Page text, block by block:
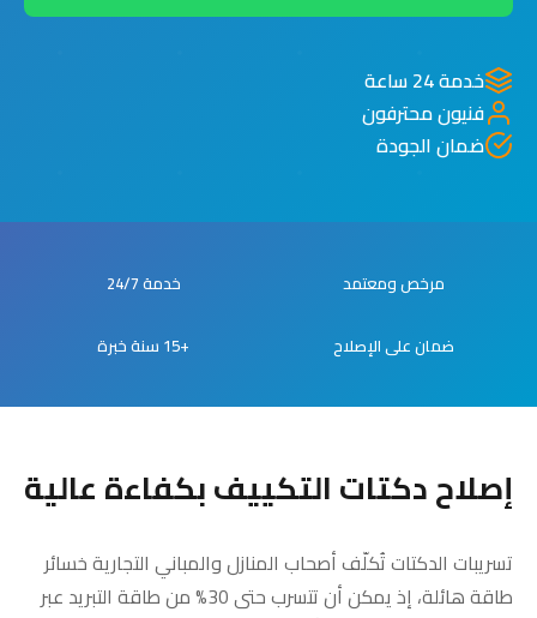
خدمة 24 ساعة
فنيون محترفون
ضمان الجودة
مرخص ومعتمد خدمة 24/7
ضمان على الإصلاح +15 سنة خبرة
إصلاح دكتات التكييف بكفاءة عالية
تسريبات الدكتات تُكلّف أصحاب المنازل والمباني التجارية خسائر
طاقة هائلة، إذ يمكن أن تتسرب حتى 30% من طاقة التبريد عبر